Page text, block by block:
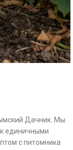
Дачник. Мы
единичными
с питомника